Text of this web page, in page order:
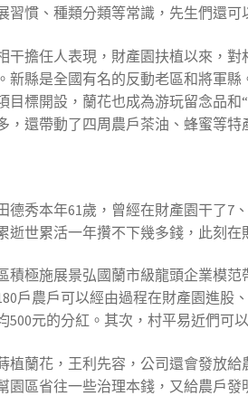
習慣、種類分類等常識，先生們還
干擔任人表現，財產園扶植以來，
新縣是全國有名的反動老區和將軍
目標開設，蘭花也成為游玩留念品
，還帶動了四周農戶茶油、蜂蜜等特
德秀本年61歲，曾經在財產園干了7
逝世累活一年攢不下幾多錢，此刻
積極施展景弘國蘭市級龍頭企業模
戶農戶可以經由過程在財產園進股
500元的分紅。其次，村平易近們可
植蘭花，王利先容，公司還會發放
園區省往一些治理本錢，又給農戶